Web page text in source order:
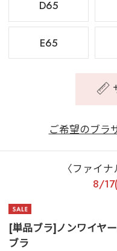
D65
E65
ご希望のブラ
〈ファイ
8/
[単品ブラ]ノンワイヤ
ブラ